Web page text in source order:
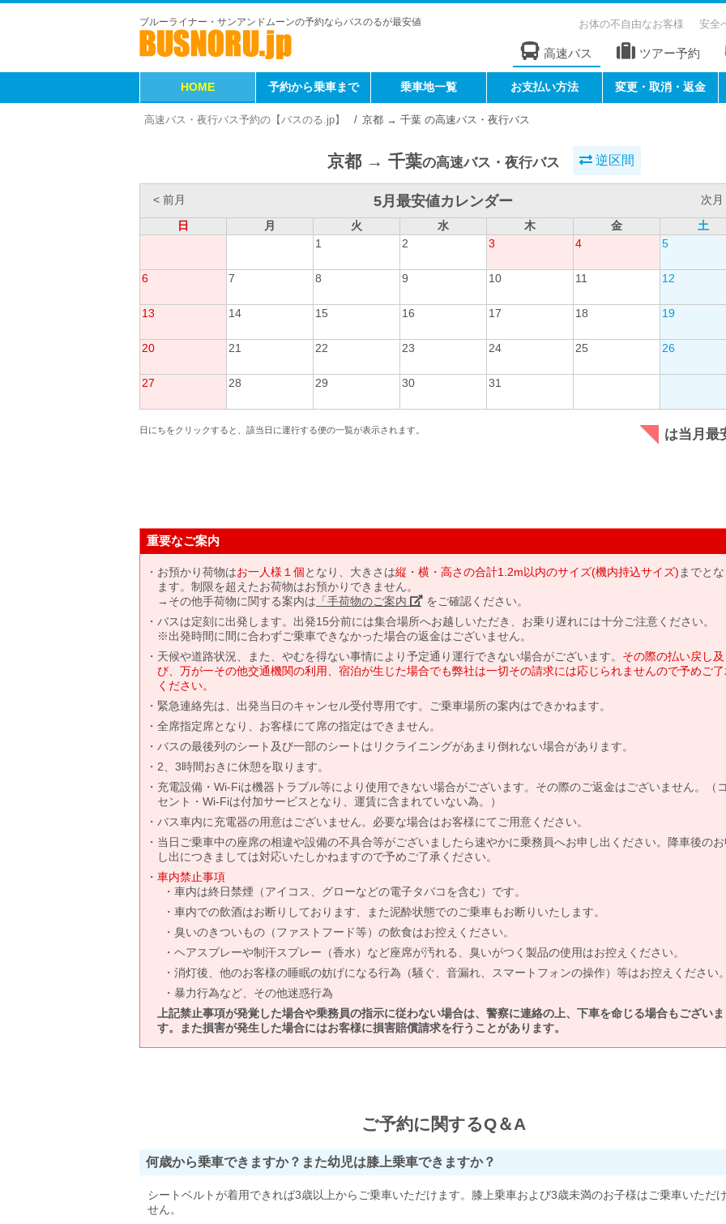
ブルーライナー・サンアンドムーンの予約ならバスのるが最安値 お体の不自由なお客様 安全
高速バス ツアー予約
HOME 予約から乗車まで 乗車地一覧 お支払い方法 変更・取消・返金
高速バス・夜行バス予約の【バスのる.jp】 京都 → 千葉 の高速バス・夜行バス
京都 → 千葉の高速バス・夜行バス 逆区間
< 前月 5月最安値カレンダー
次月
日
月 火 水 木 金
土
1
2 3 4 5
6 7 8 9 10 11 12
13 14 15 16 17 18 19
20 21 22 23 24 25 26
27 28 29 30 31
日にちをクリックすると、該当日に運行する便の一覧が表示されます。 は当月最
重要なご案内
お預かり荷物はお一人様１個となり、大きさは縦・横・高さの合計1.2m以内のサイズ(機内持込サイズ) までと
ます。制限を超えたお荷物はお預かりできません。
→その他手荷物に関する案内は 「手荷物のご案内」 をご確認ください。
バスは定刻に出発します。出発15分前には集合場所へお越しいただき、お乗り遅れには十分ご注意ください。
※出発時間に間に合わずご乗車できなかった場合の返金はございません。
天候や道路状況、また、やむを得ない事情により予定通り運行できない場合がございます。 その際の払い戻し及
び、万が一その他交通機関の利用、宿泊が生じた場合でも弊社は一切その請求には応じられませんので予めご
ください。
緊急連絡先は、出発当日のキャンセル受付専用です。ご乗車場所の案内はできかねます。
全席指定席となり、お客様にて席の指定はできません。
バスの最後列のシート及び一部のシートはリクライニングがあまり倒れない場合があります。
2、3時間おきに休憩を取ります。
充電設備・Wi-Fiは機器トラブル等により使用できない場合がございます。その際のご返金はございません。（
セント・Wi-Fiは付加サービスとなり、運賃に含まれていない為。）
バス車内に充電器の用意はございません。必要な場合はお客様にてご用意ください。
当日ご乗車中の座席の相違や設備の不具合等がございましたら速やかに乗務員へお申し出ください。降車後の
し出につきましては対応いたしかねますので予めご了承ください。
車内禁止事項
車内は終日禁煙（アイコス、グローなどの電子タバコを含む）です。
車内での飲酒はお断りしております、また泥酔状態でのご乗車もお断りいたします。
臭いのきついもの（ファストフード等）の飲食はお控えください。
ヘアスプレーや制汗スプレー（香水）など座席が汚れる、臭いがつく製品の使用はお控えください。
消灯後、他のお客様の睡眠の妨げになる行為（騒ぐ、音漏れ、スマートフォンの操作）等はお控えください
暴力行為など、その他迷惑行為
上記禁止事項が発覚した場合や乗務員の指示に従わない場合は、警察に連絡の上、下車を命じる場合もございま
す。また損害が発生した場合にはお客様に損害賠償請求を行うことがあります。
ご予約に関するQ＆A
何歳から乗車できますか？また幼児は膝上乗車できますか？
シートベルトが着用できれば3歳以上からご乗車いただけます。膝上乗車および3歳未満のお子様はご乗車いただ
せん。